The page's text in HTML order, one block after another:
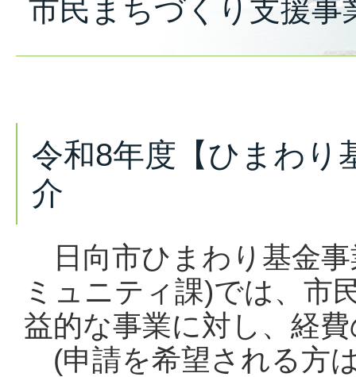
市民まちづくり支援事
令和8年度【ひまわり
介
日向市ひまわり基金事
ミュニティ課)では、市
益的な事業に対し、経
(申請を希望される方